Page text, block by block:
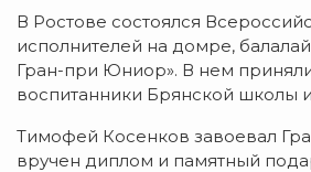
В Ростове состоялся
исполнителей на домре,
Гран-при Юниор». В нем
воспитанники Брянской школы
Тимофей Косенков завоевал
вручен диплом и памятный